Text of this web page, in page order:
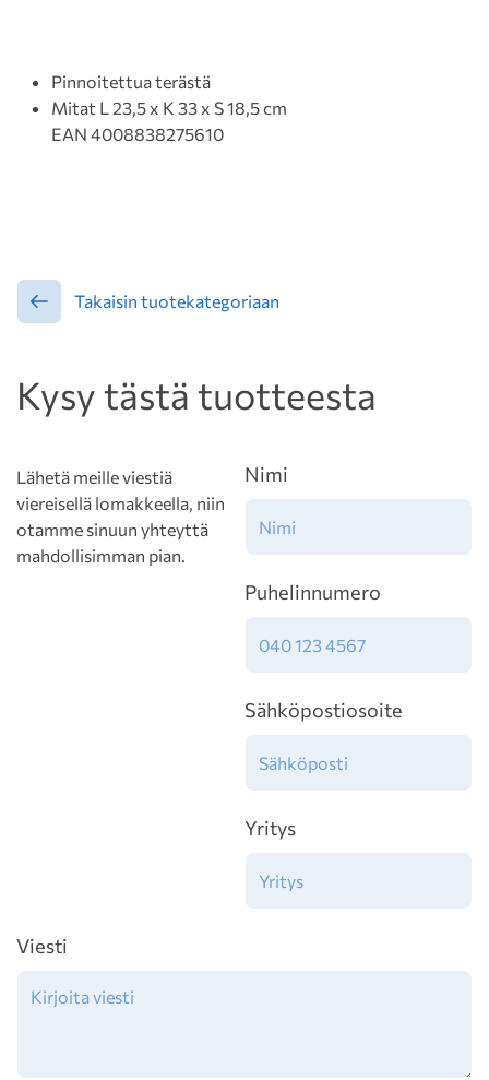
Pinnoitettua terästä
Mitat L 23,5 x K 33 x S 18,5 cm
EAN 4008838275610
Takaisin tuotekategoriaan
Kysy tästä tuotteesta
Lähetä meille viestiä
viereisellä lomakkeella, niin
otamme sinuun yhteyttä
mahdollisimman pian.
Nimi
Puhelinnumero
Sähköpostiosoite
Yritys
Viesti